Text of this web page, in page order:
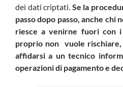
dei dati criptati. Se la
passo dopo passo, anche
riesce a venirne fuori con
proprio non vuole
affidarsi a un tecnico
operazioni di pagamento e